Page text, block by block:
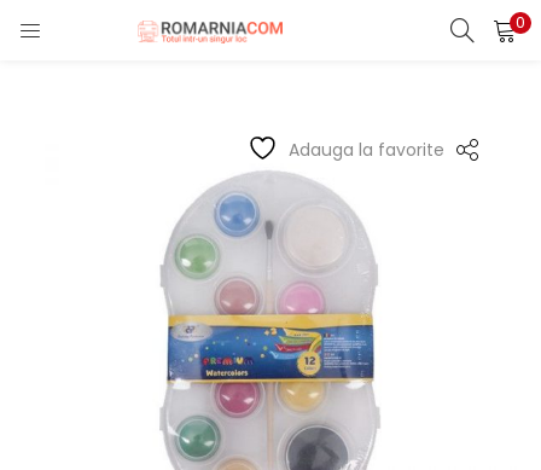
0
LOGIN REGISTER
Remember me
Lost password?
Adauga la favorite